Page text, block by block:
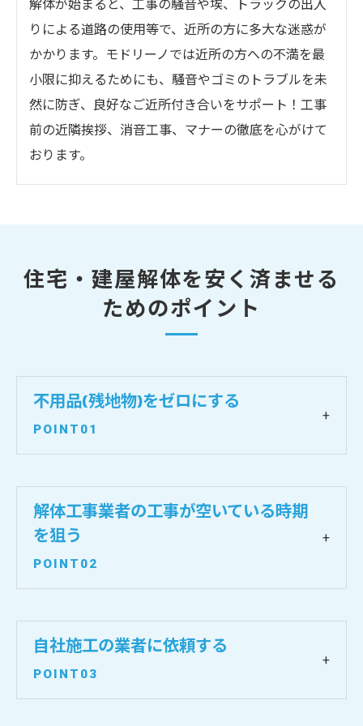
解体が始まると、工事の騒音や埃、トラックの出入
りによる道路の使用等で、近所の方に多大な迷惑が
かかります。モドリーノでは近所の方への不満を最
小限に抑えるためにも、騒音やゴミのトラブルを未
然に防ぎ、良好なご近所付き合いをサポート！工事
前の近隣挨拶、消音工事、マナーの徹底を心がけて
おります。
住宅・建屋解体を安く済ませる
ためのポイント
不用品(残地物)をゼロにする
POINT01
解体工事業者の工事が空いている時期
を狙う
POINT02
自社施工の業者に依頼する
POINT03